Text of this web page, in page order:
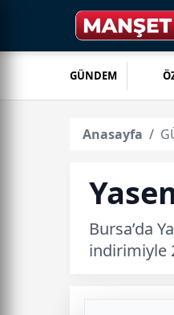
GÜNDEM
Anasayfa
Bursa’da
indirimiyle